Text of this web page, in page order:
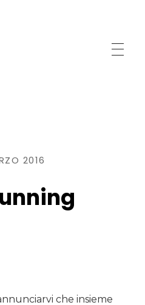
2016
che insieme